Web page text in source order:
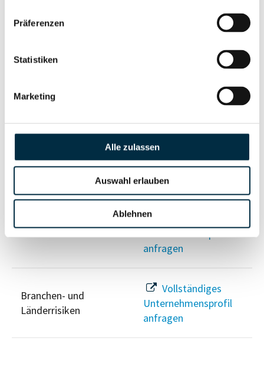
Präferenzen
Statistiken
Marketing
Alle zulassen
Auswahl erlauben
Ablehnen
Wirtschaftlich
Vollständiges
Sanktionslistenstatus
Unternehmensprofil
anfragen
Insolvenzinformationen
anfragen
Branchen- und
Länderrisiken
Vollständiges
Unternehmensprofil
anfragen